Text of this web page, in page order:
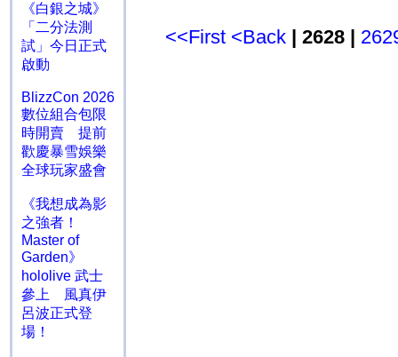
《白銀之城》
「二分法測
試」今日正式
啟動
BlizzCon 2026
數位組合包限
時開賣 提前
歡慶暴雪娛樂
全球玩家盛會
《我想成為影
之強者！
Master of
Garden》
hololive 武士
參上 風真伊
呂波正式登
場！
<<First <Back | 2628 |